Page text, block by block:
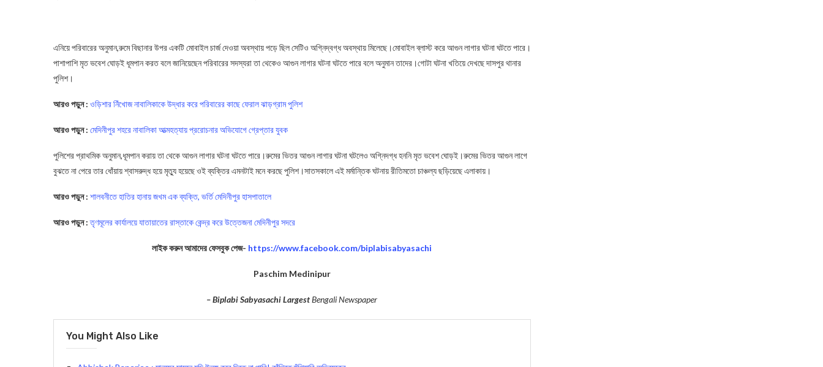
এনিয়ে পরিবারের অনুমান,রুমে বিছানার উপর একটি মোবাইল চার্জ দেওয়া অবস্থায় পড়ে ছিল সেটিও অগ্নিদ্বগ্ধ অবস্থায় মিলেছে।মোবাইল ব্লাস্ট করে আগুন লাগার ঘটনা ঘটতে পারে।
পাশাপাশি মৃত ভবেশ ঘোড়ই ধূমপান করত বলে জানিয়েছেন পরিবারের সদস্যরা তা থেকেও আগুন লাগার ঘটনা ঘটতে পারে বলে অনুমান তাদের।গোটা ঘটনা খতিয়ে দেখছে দাসপুর থানার
পুলিশ।
আরও পড়ুন : ওড়িশার নিঁখোজ নাবালিকাকে উদ্ধার করে পরিবারের কাছে ফেরাল ঝাড়গ্র‍াম পুলিশ
আরও পড়ুন : মেদিনীপুর শহরে নাবালিকা আত্মহত্যায় প্ররোচনার অভিযোগে গ্রেপ্তার যুবক
পুলিশের প্রাথমিক অনুমান,ধূমপান করায় তা থেকে আগুন লাগার ঘটনা ঘটতে পারে।রুমের ভিতর আগুন লাগার ঘটনা ঘটলেও অগ্নিদগ্ধ হননি মৃত ভবেশ ঘোড়ই।রুমের ভিতর আগুন লাগে
বুঝতে না পেরে তার ধোঁয়ায় শ্বাসরুদ্ধ হয়ে মৃত্যু হয়েছে ওই ব্যক্তির এমনটাই মনে করছে পুলিশ।সাতসকালে এই মর্মান্তিক ঘটনায় রীতিমতো চাঞ্চল্য ছড়িয়েছে এলাকায়।
আরও পড়ুন : শালবনীতে হাতির হানায় জখম এক ব্যক্তি, ভর্তি মেদিনীপুর হাসপাতালে
আরও পড়ুন : তৃণমূলের কার্যালয়ে যাতায়াতের রাস্তাকে কেন্দ্র করে উত্তেজনা মেদিনীপুর সদরে
লাইক করুন আমাদের ফেসবুক পেজ- https://www.facebook.com/biplabisabyasachi
Paschim Medinipur
– Biplabi Sabyasachi LargestBengali Newspaper
You Might Also Like